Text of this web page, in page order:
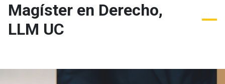
Magíster en Derecho,
LLM UC